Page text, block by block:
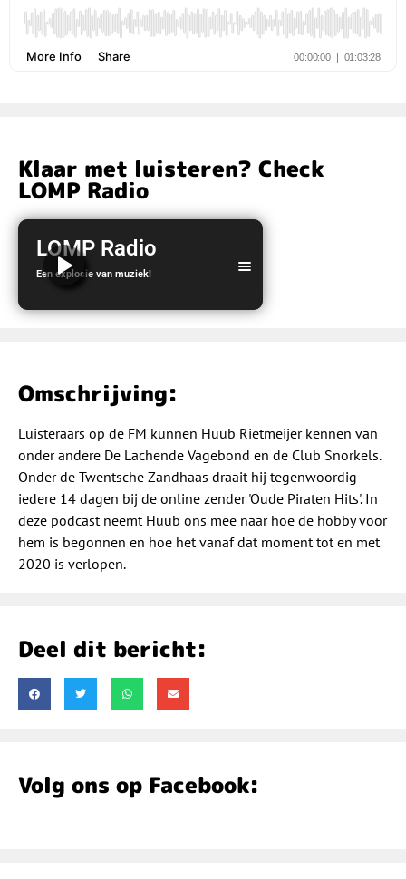
Klaar met luisteren? Check
LOMP Radio
LOMP Radio
Een explosie van muziek!
Omschrijving:
Luisteraars op de FM kunnen Huub Rietmeijer kennen van
onder andere De Lachende Vagebond en de Club Snorkels.
Onder de Twentsche Zandhaas draait hij tegenwoordig
iedere 14 dagen bij de online zender 'Oude Piraten Hits'. In
deze podcast neemt Huub ons mee naar hoe de hobby voor
hem is begonnen en hoe het vanaf dat moment tot en met
2020 is verlopen.
Deel dit bericht:
Volg ons op Facebook: